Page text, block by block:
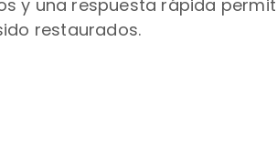
y una respuesta rápida
restaurados.